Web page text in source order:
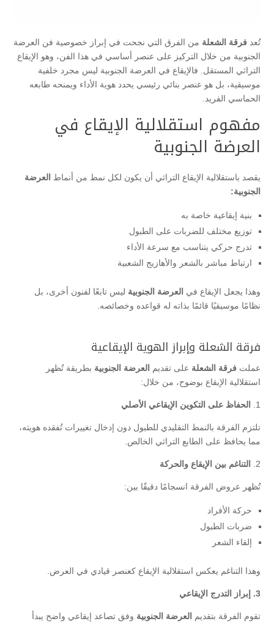
تُعد فرقة الشعلة من الفرق التي نجحت في إبراز خصوصية فن العرضة
الجنوبية من خلال التركيز على عنصر أساسي في هذا الفن، وهو الإيقاع
التراثي المستقل. فالإيقاع في العرضة الجنوبية ليس مجرد خلفية
موسيقية، بل هو عنصر بنائي رئيسي يحدد هوية الأداء ويمنحه طابعه
الحماسي الفريد.
مفهوم استقلالية الإيقاع في
العرضة الجنوبية
يقصد باستقلالية الإيقاع التراثي أن يكون لكل نمط من أنماط العرضة
الجنوبية:
بنية إيقاعية خاصة به
توزيع مختلف للضربات على الطبول
تدرج حركي يتناسب مع سرعة الأداء
ارتباط مباشر بالشعر والأهازيج الشعبية
وهذا يجعل الإيقاع في العرضة الجنوبية ليس تابعًا لفنون أخرى، بل
نظامًا موسيقيًا قائمًا بذاته له قواعده وخصائصه.
فرقة الشعلة وإبراز الهوية الإيقاعية
عملت فرقة الشعلة على تقديم العرضة الجنوبية بطريقة تُظهر
استقلالية الإيقاع بوضوح، من خلال:
1. الحفاظ على التكوين الإيقاعي الأصلي
تلتزم الفرقة بالنمط التقليدي للطبول دون إدخال تغييرات تُفقده هويته،
مما يحافظ على الطابع التراثي الخالص.
2. التناغم بين الإيقاع والحركة
تُظهر عروض الفرقة انسجامًا دقيقًا بين:
حركة الأفراد
ضربات الطبول
إلقاء الشعر
وهذا التناغم يعكس استقلالية الإيقاع كعنصر قيادي في العرض.
3. إبراز التدرج الإيقاعي
تقوم الفرقة بتقديم العرضة الجنوبية وفق تصاعد إيقاعي واضح يبدأ